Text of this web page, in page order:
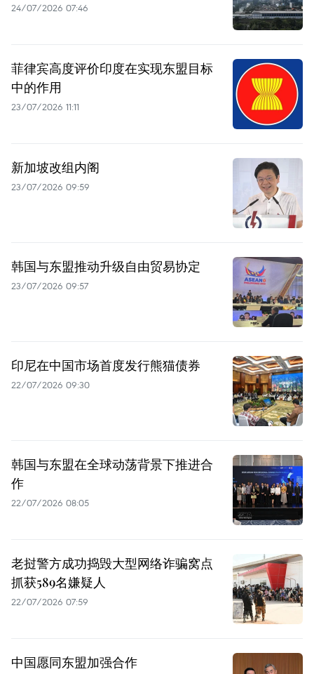
24/07/2026 07:46
菲律宾高度评价印度在实现东盟目标
中的作用
23/07/2026 11:11
新加坡改组内阁
23/07/2026 09:59
韩国与东盟推动升级自由贸易协定
23/07/2026 09:57
印尼在中国市场首度发行熊猫债券
22/07/2026 09:30
韩国与东盟在全球动荡背景下推进合
作
22/07/2026 08:05
老挝警方成功捣毁大型网络诈骗窝点
抓获589名嫌疑人
22/07/2026 07:59
中国愿同东盟加强合作